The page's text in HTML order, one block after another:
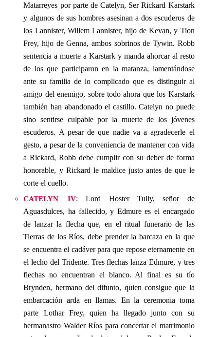
Matarreyes por parte de Catelyn, Ser Rickard Karstark
y algunos de sus hombres asesinan a dos escuderos de
los Lannister, Willem Lannister, hijo de Kevan, y Tion
Frey, hijo de Genna, ambos sobrinos de Tywin. Robb
sentencia a muerte a Karstark y manda ahorcar al resto
de los que participaron en la matanza, lamentándose
ante su familia de lo complicado que es distinguir al
amigo del enemigo, sobre todo ahora que los Karstark
también han abandonado el castillo. Catelyn no puede
sino sentirse culpable por la muerte de los jóvenes
escuderos. A pesar de que nadie va a agradecerle el
gesto, a pesar de la conveniencia de mantener con vida
a Rickard, Robb debe cumplir con su deber de forma
honorable, y Rickard le maldice justo antes de que le
corte el cuello.
catelyn iv: Lord Hoster Tully, señor de
Aguasdulces, ha fallecido, y Edmure es el encargado
de lanzar la flecha que, en el ritual funerario de las
Tierras de los Ríos, debe prender la barcaza en la que
se encuentra el cadáver para que repose eternamente en
el lecho del Tridente. Tres flechas lanza Edmure, y tres
flechas no encuentran el blanco. Al final es su tío
Brynden, hermano del difunto, quien consigue que la
embarcación arda en llamas. En la ceremonia toma
parte Lothar Frey, quien ha llegado junto con su
hermanastro Walder Ríos para concertar el matrimonio